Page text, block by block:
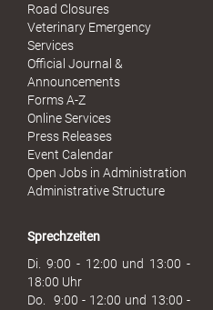
u
h
Road Closures
Veterinary Emergency
Services
Official Journal &
Announcements
Forms A-Z
Online Services
Press Releases
Event Calendar
Open Jobs in Administration
Administrative Structure
Sprechzeiten
Di. 9:00 - 12:00 und 13:00 -
18:00 Uhr
Do. 9:00 - 12:00 und 13:00 -